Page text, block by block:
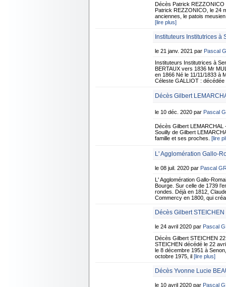
Décès Patrick REZZONICO
Patrick REZZONICO, le 24
anciennes, le patois
[lire plus]
Instituteurs Institutrices à
le 21 janv. 2021 par Pascal
Instituteurs Institutrices à
BERTAUX vers 1836 Mr
en 1866 Né le 11/11/1833 à
Céleste GALLIOT :
Décès Gilbert
le 10 déc. 2020 par Pascal
Décès Gilbert
Souilly de Gilbert
famille et ses proches. [lire
L' Agglomération Gallo-
le 08 juil. 2020 par Pascal
L' Agglomération Gallo-
Bourge. Sur celle de 1739
rondes. Déjà en 1812,
Commercy en 1800, qui
Décès Gilbert
le 24 avril 2020 par Pascal
Décès Gilbert STEICHEN
STEICHEN décédé le 22
le 8 décembre 1951 à
octobre 1975, il [lire plus]
Décès Yvonne Lucie
le 10 avril 2020 par Pascal